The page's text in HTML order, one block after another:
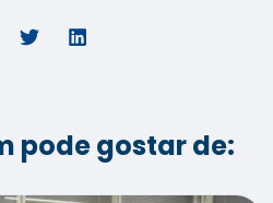
pode gostar de: